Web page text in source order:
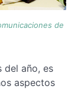
de
del año, es
aspectos